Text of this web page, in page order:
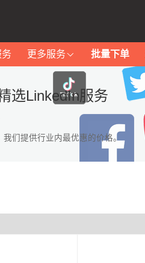
更多服务 批量下单
选LinkedIn服务
们提供行业内最优惠的价格。